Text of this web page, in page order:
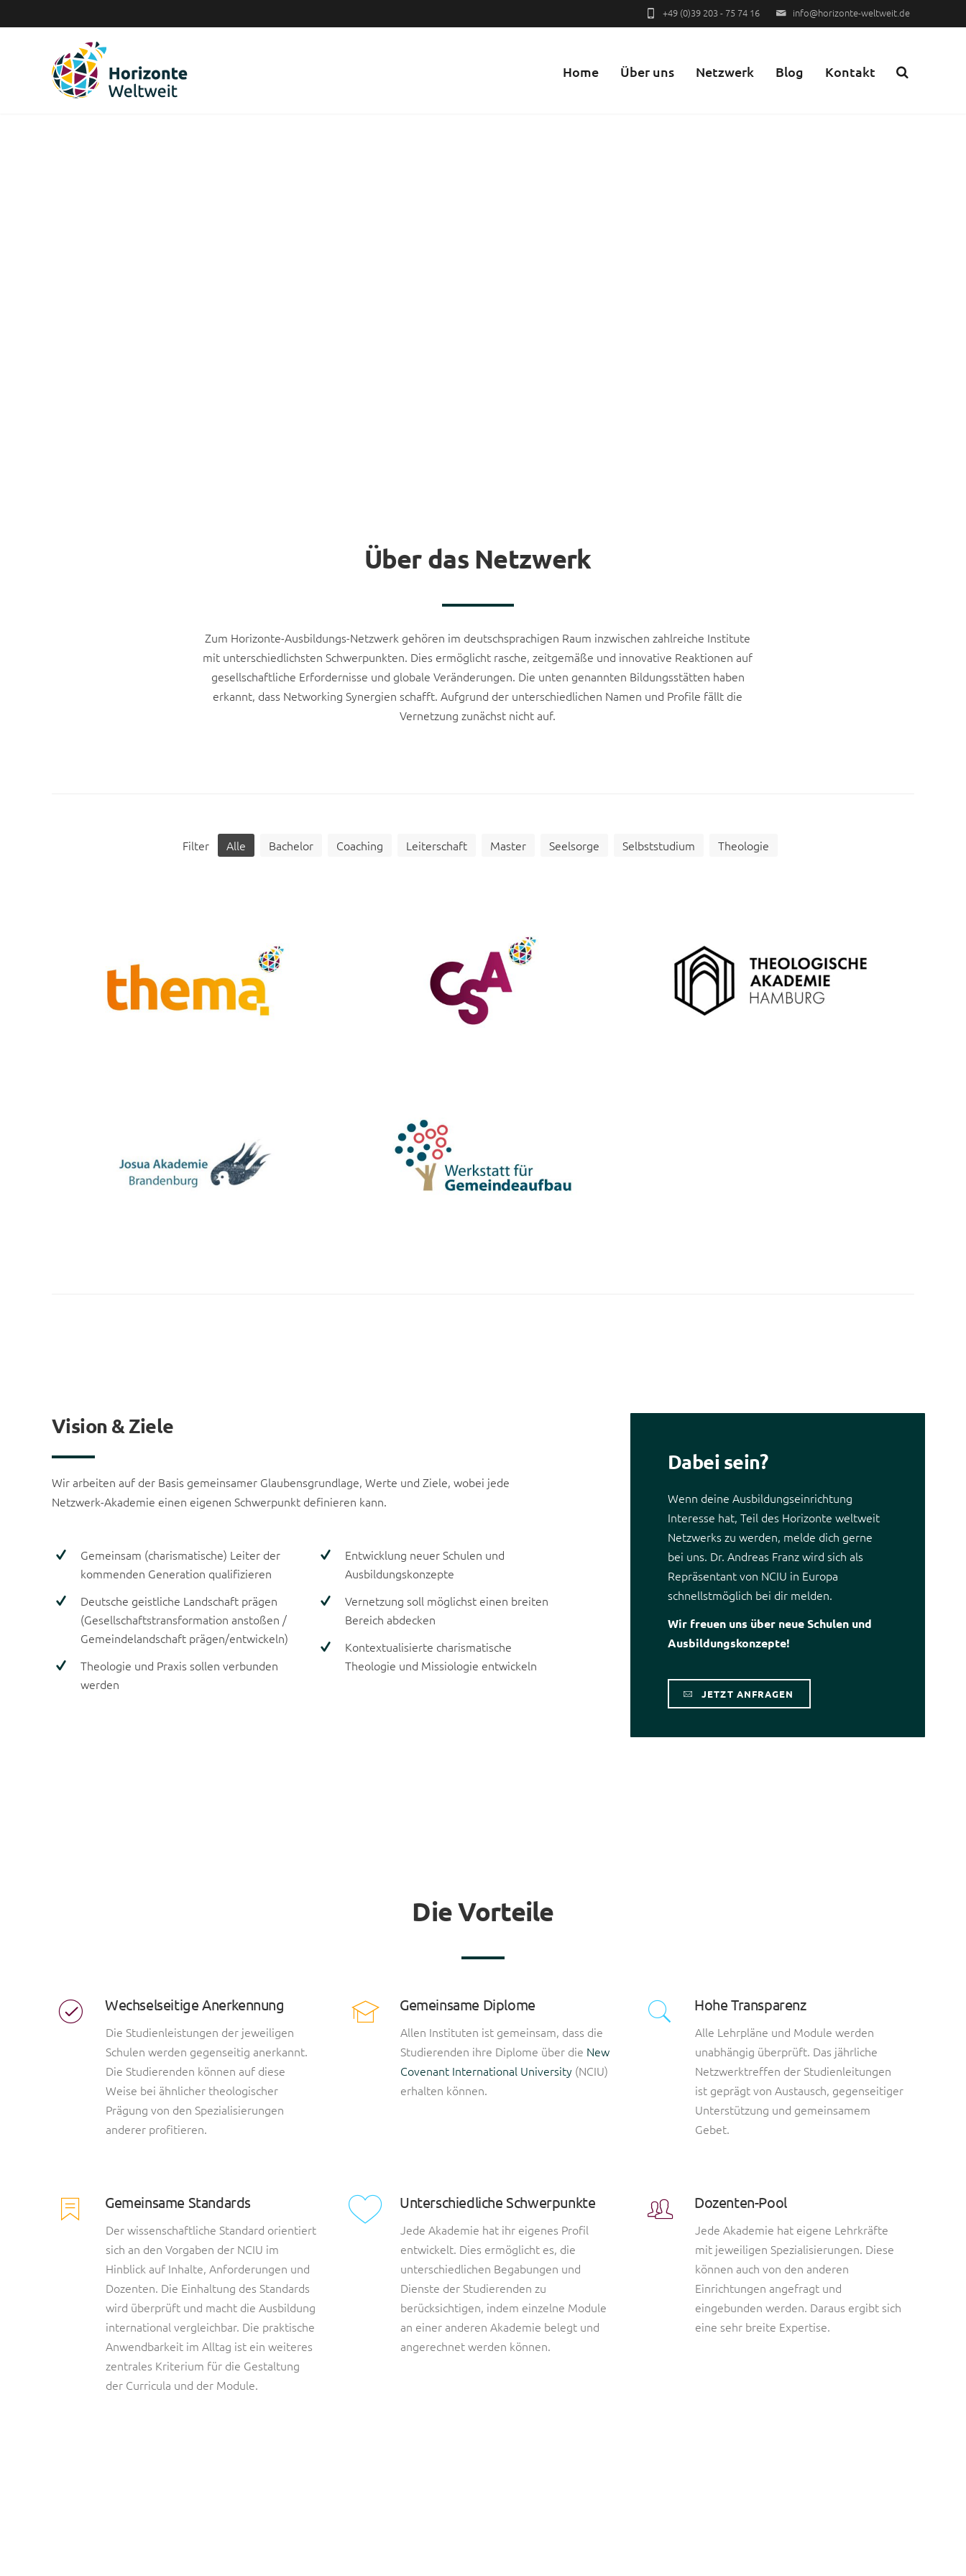
info@horizonte-weltweit.de
+49 (0)39 203 - 75 74 16
Home Über uns Netzwerk Blog Kontakt
Über das Netzwerk
Zum Horizonte-Ausbildungs-Netzwerk gehören im deutschsprachigen Raum inzwischen zahlreiche Institute
mit unterschiedlichsten Schwerpunkten. Dies ermöglicht rasche, zeitgemäße und innovative Reaktionen auf
gesellschaftliche Erfordernisse und globale Veränderungen. Die unten genannten Bildungsstätten haben
erkannt, dass Networking Synergien schafft. Aufgrund der unterschiedlichen Namen und Profile fällt die
Vernetzung zunächst nicht auf.
Filter Alle Bachelor Coaching Leiterschaft Master Seelsorge Selbststudium Theologie
Vision & Ziele
Wir arbeiten auf der Basis gemeinsamer Glaubensgrundlage, Werte und Ziele, wobei jede
Netzwerk-Akademie einen eigenen Schwerpunkt definieren kann.
Gemeinsam (charismatische) Leiter der
kommenden Generation qualifizieren
Deutsche geistliche Landschaft prägen
(Gesellschaftstransformation anstoßen /
Gemeindelandschaft prägen/entwickeln)
Theologie und Praxis sollen verbunden
werden
Entwicklung neuer Schulen und
Ausbildungskonzepte
Vernetzung soll möglichst einen breiten
Bereich abdecken
Kontextualisierte charismatische
Theologie und Missiologie entwickeln
Dabei sein?
Wenn deine Ausbildungseinrichtung
Interesse hat, Teil des Horizonte weltweit
Netzwerks zu werden, melde dich gerne
bei uns. Dr. Andreas Franz wird sich als
Repräsentant von NCIU in Europa
schnellstmöglich bei dir melden.
Wir freuen uns über neue Schulen und
Ausbildungskonzepte!
JETZT ANFRAGEN
Die Vorteile
Wechselseitige Anerkennung
Die Studienleistungen der jeweiligen
Schulen werden gegenseitig anerkannt.
Die Studierenden können auf diese
Weise bei ähnlicher theologischer
Prägung von den Spezialisierungen
anderer profitieren.
Gemeinsame Diplome
Allen Instituten ist gemeinsam, dass die
Studierenden ihre Diplome über die New
Covenant International University (NCIU)
erhalten können.
Hohe Transparenz
Alle Lehrpläne und Module werden
unabhängig überprüft. Das jährliche
Netzwerktreffen der Studienleitungen
ist geprägt von Austausch, gegenseitiger
Unterstützung und gemeinsamem
Gebet.
Gemeinsame Standards
Der wissenschaftliche Standard orientiert
sich an den Vorgaben der NCIU im
Hinblick auf Inhalte, Anforderungen und
Dozenten. Die Einhaltung des Standards
wird überprüft und macht die Ausbildung
international vergleichbar. Die praktische
Anwendbarkeit im Alltag ist ein weiteres
zentrales Kriterium für die Gestaltung
der Curricula und der Module.
Unterschiedliche Schwerpunkte
Jede Akademie hat ihr eigenes Profil
entwickelt. Dies ermöglicht es, die
unterschiedlichen Begabungen und
Dienste der Studierenden zu
berücksichtigen, indem einzelne Module
an einer anderen Akademie belegt und
angerechnet werden können.
Dozenten-Pool
Jede Akademie hat eigene Lehrkräfte
mit jeweiligen Spezialisierungen. Diese
können auch von den anderen
Einrichtungen angefragt und
eingebunden werden. Daraus ergibt sich
eine sehr breite Expertise.